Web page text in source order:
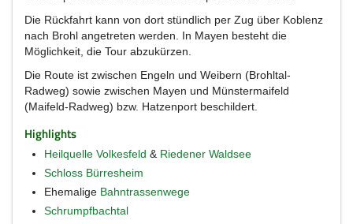
Die Rückfahrt kann von dort stündlich per Zug über Koblenz
nach Brohl angetreten werden. In Mayen besteht die
Möglichkeit, die Tour abzukürzen.
Die Route ist zwischen Engeln und Weibern (Brohltal-
Radweg) sowie zwischen Mayen und Münstermaifeld
(Maifeld-Radweg) bzw. Hatzenport beschildert.
Highlights
Heilquelle Volkesfeld & Riedener Waldsee
Schloss Bürresheim
Ehemalige Bahntrassenwege
Schrumpfbachtal